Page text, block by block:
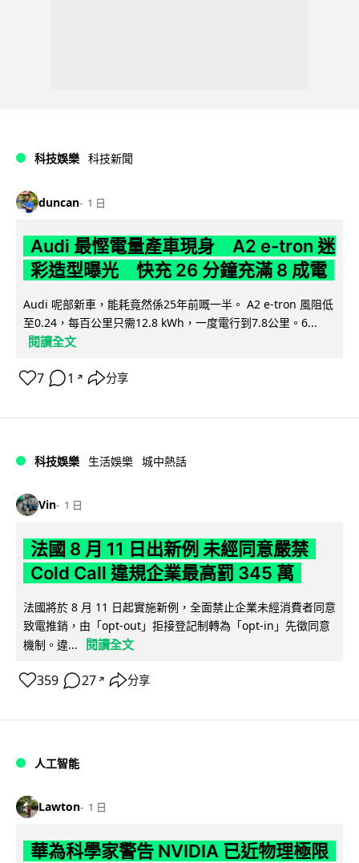
科技娛樂 科技新聞
duncan 1 日
Audi 最慳電量產車現身 A2 e-tron 迷
彩造型曝光 快充 26 分鐘充滿 8 成電
Audi 呢部新車，能耗竟然係25年前嘅一半。 A2 e-tron 風阻低
至0.24，每百公里只需12.8 kWh，一度電行到7.8公里。6...
閱讀全文
7 1 ↗ 分享
科技娛樂 生活娛樂 城中熱話
Vin 1 日
法國 8 月 11 日出新例 未經同意嚴禁
Cold Call 違規企業最高罰 345 萬
法國將於 8 月 11 日起實施新例，全面禁止企業未經消費者同意
致電推銷，由「opt-out」拒接登記制轉為「opt-in」先徵同意
機制。違...
閱讀全文
359 27 ↗ 分享
人工智能
Lawton 1 日
華為科學家警告 NVIDIA 已近物理極限